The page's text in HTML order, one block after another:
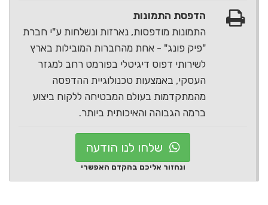
הדפסת התמונות
התמונות מודפסות, נארזות ונשלחות ע"י חברת
"פיק פונג" - אחת מהחברות המובילות בארץ
לשירותי דפוס דיגיטלי בפורמט רחב למגזר
העסקי, באמצעות טכנולוגיית ההדפסה
מהמתקדמות בעולם המבטיחה ללקוח ביצוע
ברמה הגבוהה והאיכותית ביותר.
שלחו לנו הודעה
ונחזור אליכם בהקדם האפשרי